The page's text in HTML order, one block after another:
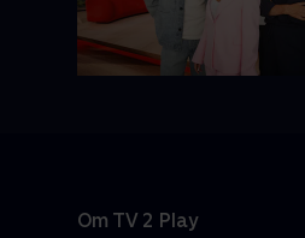
Om TV 2 Play